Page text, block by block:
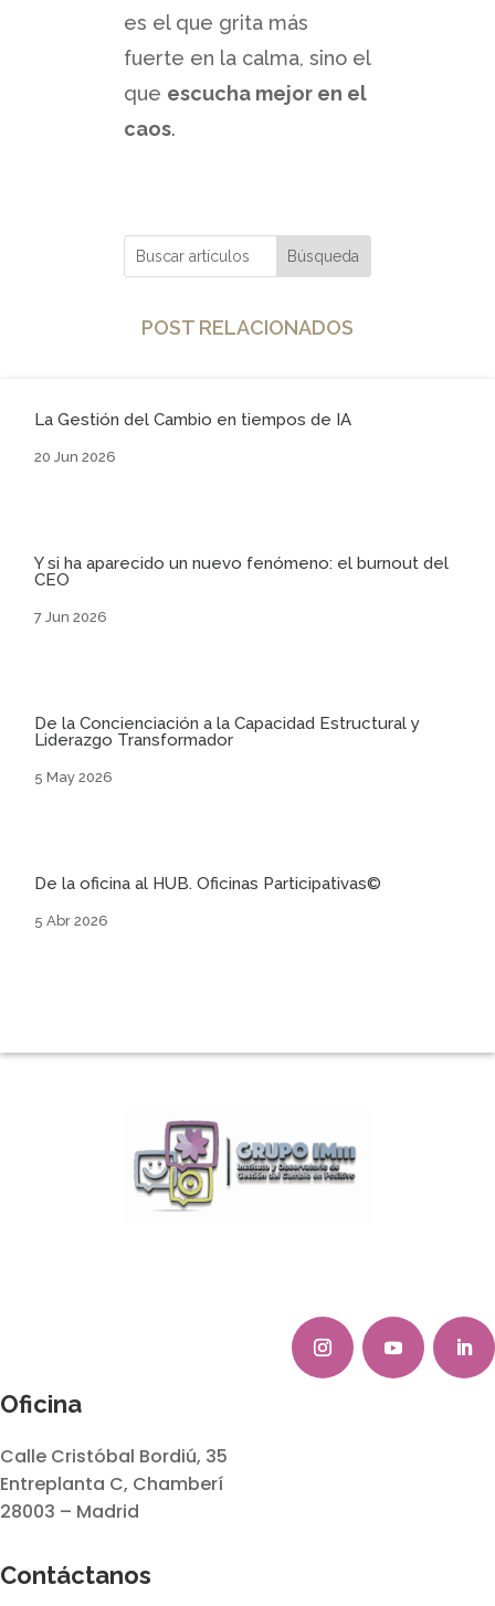
es el que grita más
fuerte en la calma, sino el
que escucha mejor en el
caos.
POST RELACIONADOS
La Gestión del Cambio en tiempos de IA
20 Jun 2026
Y si ha aparecido un nuevo fenómeno: el burnout del
CEO
7 Jun 2026
De la Concienciación a la Capacidad Estructural y
Liderazgo Transformador
5 May 2026
De la oficina al HUB. Oficinas Participativas©
5 Abr 2026
Oficina
Calle Cristóbal Bordiú, 35
Entreplanta C, Chamberí
28003 – Madrid
Contáctanos